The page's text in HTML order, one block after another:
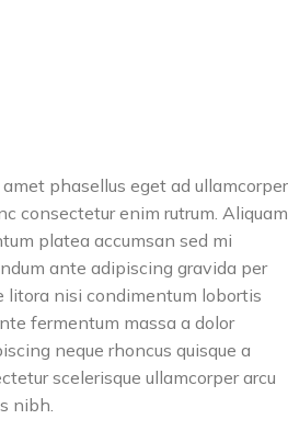
phasellus eget ad ullamcorper
consectetur enim rutrum. Aliquam
platea accumsan sed mi
ante adipiscing gravida per
litora nisi condimentum lobortis
fermentum massa a dolor
neque rhoncus quisque a
scelerisque ullamcorper arcu
nibh.